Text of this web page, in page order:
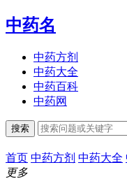
中药名
中药方剂
中药大全
中药百科
中药网
搜索
首页 中药方剂 中药大全
更多